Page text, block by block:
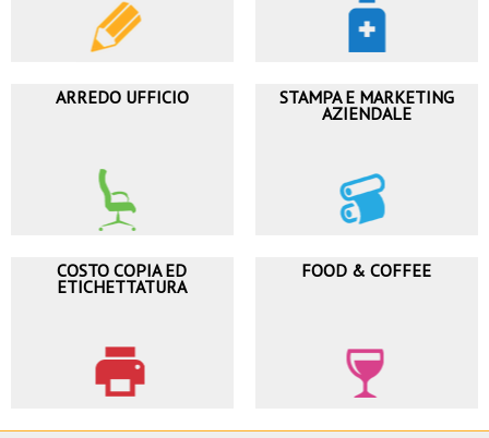
ARREDO UFFICIO STAMPA E MARKETING
AZIENDALE
COSTO COPIA ED
ETICHETTATURA
FOOD & COFFEE